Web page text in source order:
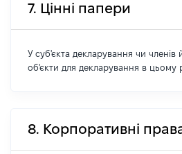
7. Цінні папери
У суб'єкта декларування чи членів
об'єкти для декларування в цьому
8. Корпоративні